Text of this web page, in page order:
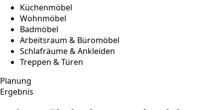
Küchenmöbel
Wohnmöbel
Badmöbel
Arbeitsraum & Büromöbel
Schlafräume & Ankleiden
Treppen & Türen
Planung
Ergebnis